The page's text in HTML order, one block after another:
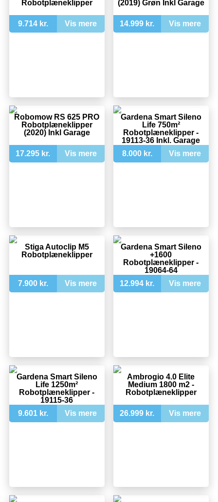
Robotplæneklipper
9.714 kr. Vis mere
(2019) Grøn Inkl Garage
14.999 kr. Vis mere
Robomow RS 625 PRO
Robotplæneklipper
(2020) Inkl Garage
17.295 kr. Vis mere
Gardena Smart Sileno
Life 750m²
Robotplæneklipper -
19113-36 Inkl. Garage
8.000 kr.
Vis mere
Stiga Autoclip M5
Robotplæneklipper
7.900 kr. Vis mere
Gardena Smart Sileno
+1600
Robotplæneklipper -
19064-64
12.994 kr.
Vis mere
Gardena Smart Sileno
Life 1250m²
Robotplæneklipper -
19115-36
9.601 kr.
Vis mere
Ambrogio 4.0 Elite
Medium 1800 m2 -
Robotplæneklipper
26.999 kr. Vis mere